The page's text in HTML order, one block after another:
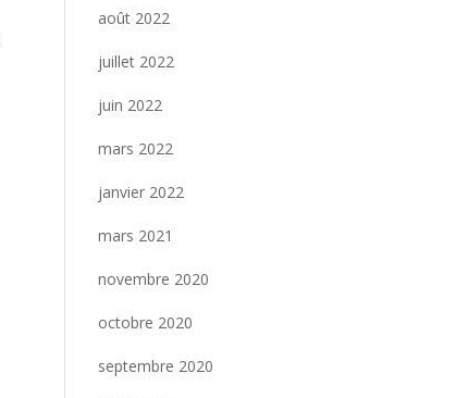
août 2022
juillet 2022
juin 2022
mars 2022
janvier 2022
mars 2021
novembre 2020
octobre 2020
septembre 2020